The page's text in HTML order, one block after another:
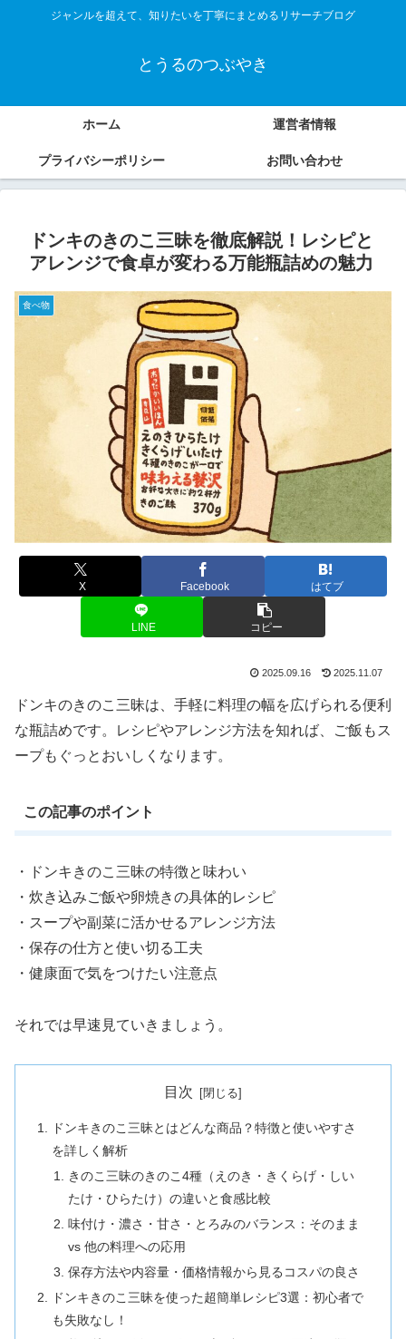
ジャンルを超えて、知りたいを丁寧にまとめるリサーチブログ
とうるのつぶやき
ホーム 運営者情報
プライバシーポリシー お問い合わせ
ドンキのきのこ三昧を徹底解説！レシピと
アレンジで食卓が変わる万能瓶詰めの魅力
食べ物
X Facebook はてブ
LINE コピー
2025.09.16 2025.11.07
ドンキのきのこ三昧は、手軽に料理の幅を広げられる便利
な瓶詰めです。レシピやアレンジ方法を知れば、ご飯もス
ープもぐっとおいしくなります。
この記事のポイント
・ドンキきのこ三昧の特徴と味わい
・炊き込みご飯や卵焼きの具体的レシピ
・スープや副菜に活かせるアレンジ方法
・保存の仕方と使い切る工夫
・健康面で気をつけたい注意点
それでは早速見ていきましょう。
目次
ドンキきのこ三昧とはどんな商品？特徴と使いやすさ
を詳しく解析
きのこ三昧のきのこ4種（えのき・きくらげ・しい
たけ・ひらたけ）の違いと食感比較
味付け・濃さ・甘さ・とろみのバランス：そのまま
vs 他の料理への応用
保存方法や内容量・価格情報から見るコスパの良さ
ドンキきのこ三昧を使った超簡単レシピ3選：初心者で
も失敗なし！